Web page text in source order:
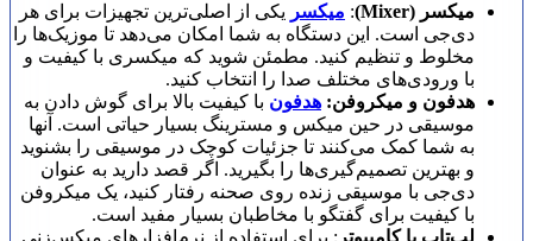
میکسر (Mixer) : میکسر یکی از اصلی‌ترین تجهیزات برای هر
دی‌جی است. این دستگاه به شما امکان می‌دهد تا موزیک‌ها را
مخلوط و تنظیم کنید. مطمئن شوید که میکسری با کیفیت و
با ورودی‌های مختلف صدا را انتخاب کنید.
هدفون و میکروفن: هدفون با کیفیت بالا برای گوش دادن به
موسیقی در حین میکس و مسترینگ بسیار حیاتی است. آنها
به شما کمک می‌کنند تا جزئیات کوچک در موسیقی را بشنوید
و بهترین تصمیم‌گیری‌ها را بگیرید. اگر قصد دارید به عنوان
دی‌جی با موسیقی زنده روی صحنه رفتار کنید، یک میکروفن
با کیفیت برای گفتگو با مخاطبان بسیار مفید است.